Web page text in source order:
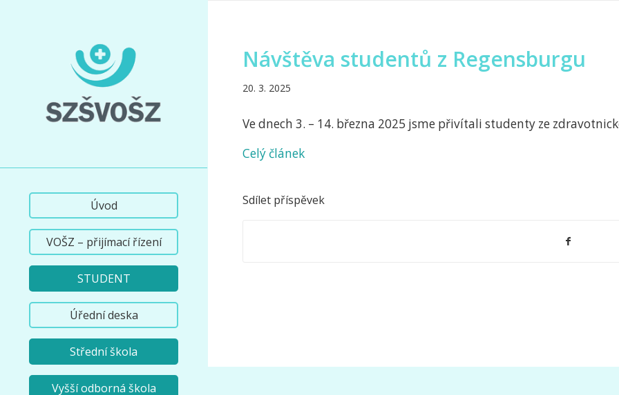
Úvod
VOŠZ – přijímací řízení
STUDENT
Úřední deska
Střední škola
Vyšší odborná škola
Návštěva studentů z Regensburgu
20. 3. 2025
Ve dnech 3. – 14. března 2025 jsme přivítali studenty ze
Celý článek
Sdílet příspěvek